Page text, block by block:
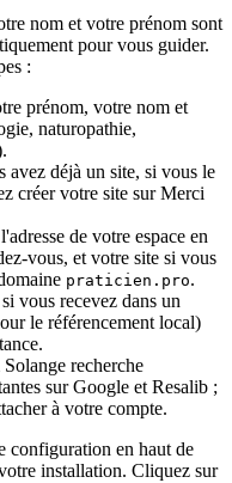
nom et votre prénom sont
pour vous guider.
:
prénom, votre nom et
naturopathie,
avez déjà un site, si vous le
créer votre site sur Merci
de votre espace en
vous, et votre site si vous
praticien.pro.
vous recevez dans un
le référencement local)
recherche
sur Google et Resalib ;
à votre compte.
configuration en haut de
installation. Cliquez sur